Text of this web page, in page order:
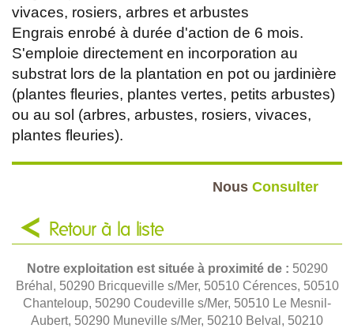
vivaces, rosiers, arbres et arbustes
Engrais enrobé à durée d'action de 6 mois.
S'emploie directement en incorporation au
substrat lors de la plantation en pot ou jardinière
(plantes fleuries, plantes vertes, petits arbustes)
ou au sol (arbres, arbustes, rosiers, vivaces,
plantes fleuries).
Nous Consulter
Retour à la liste
Notre exploitation est située à proximité de : 50290
Bréhal, 50290 Bricqueville s/Mer, 50510 Cérences, 50510
Chanteloup, 50290 Coudeville s/Mer, 50510 Le Mesnil-
Aubert, 50290 Muneville s/Mer, 50210 Belval, 50210